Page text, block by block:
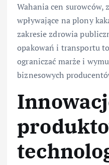
Wahania cen
wpływające na plony
zakresie zdrowia
opakowań i transportu
ograniczać marże i
biznesowych